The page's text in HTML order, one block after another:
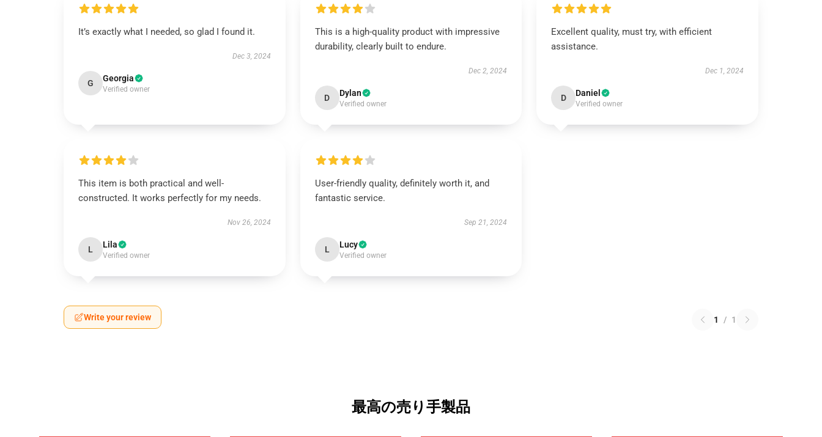
It’s exactly what I needed, so glad I found it.
Dec 3, 2024
G Georgia
Verified owner
This is a high-quality product with impressive
durability, clearly built to endure.
Dec 2, 2024
D Dylan
Verified owner
Excellent quality, must try, with efficient
assistance.
Dec 1, 2024
D Daniel
Verified owner
This item is both practical and well-
constructed. It works perfectly for my needs.
Nov 26, 2024
L Lila
Verified owner
User-friendly quality, definitely worth it, and
fantastic service.
Sep 21, 2024
L Lucy
Verified owner
Write your review 1 / 1
最高の売り手製品